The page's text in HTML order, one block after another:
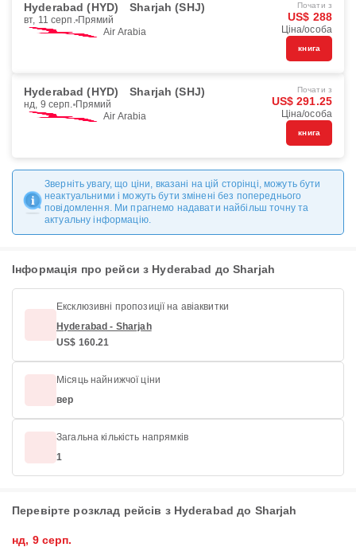
Hyderabad (HYD) Sharjah (SHJ)
вт, 11 серп. Прямий
Air Arabia
Почати з
US$ 288
Ціна/особа
книга
Hyderabad (HYD) Sharjah (SHJ)
нд, 9 серп. Прямий
Air Arabia
Почати з
US$ 291.25
Ціна/особа
книга
Зверніть увагу, що ціни, вказані на цій сторінці, можуть бути
неактуальними і можуть бути змінені без попереднього
повідомлення. Ми прагнемо надавати найбільш точну та
актуальну інформацію.
Інформація про рейси з Hyderabad до Sharjah
Ексклюзивні пропозиції на авіаквитки
Hyderabad - Sharjah
US$ 160.21
Місяць найнижчої ціни
вер
Загальна кількість напрямків
1
Перевірте розклад рейсів з Hyderabad до Sharjah
нд, 9 серп.